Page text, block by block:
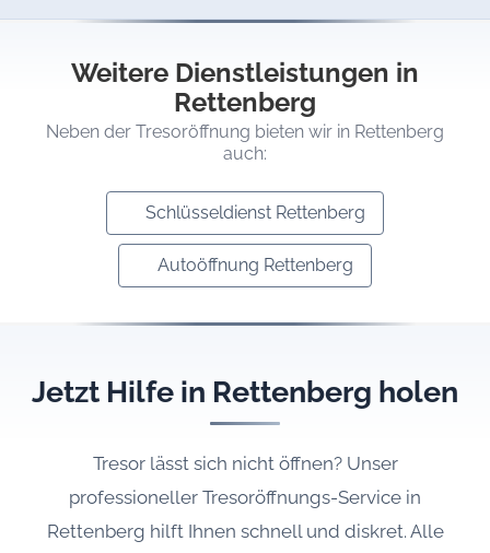
Weitere Dienstleistungen in
Rettenberg
Neben der Tresoröffnung bieten wir in Rettenberg
auch:
Schlüsseldienst Rettenberg
Autoöffnung Rettenberg
Jetzt Hilfe in Rettenberg holen
Tresor lässt sich nicht öffnen? Unser
professioneller Tresoröffnungs-Service in
Rettenberg hilft Ihnen schnell und diskret. Alle